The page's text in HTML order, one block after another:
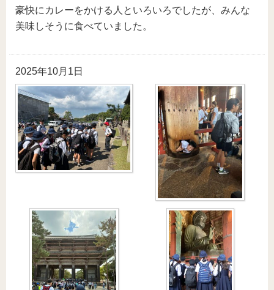
豪快にカレーをかける人といろいろでしたが、みんな
美味しそうに食べていました。
2025年10月1日